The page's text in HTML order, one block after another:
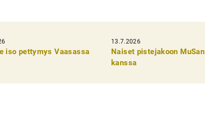
iso pettymys Vaasassa
13.7.2026
Naiset pistejakoon MuSan
kanssa